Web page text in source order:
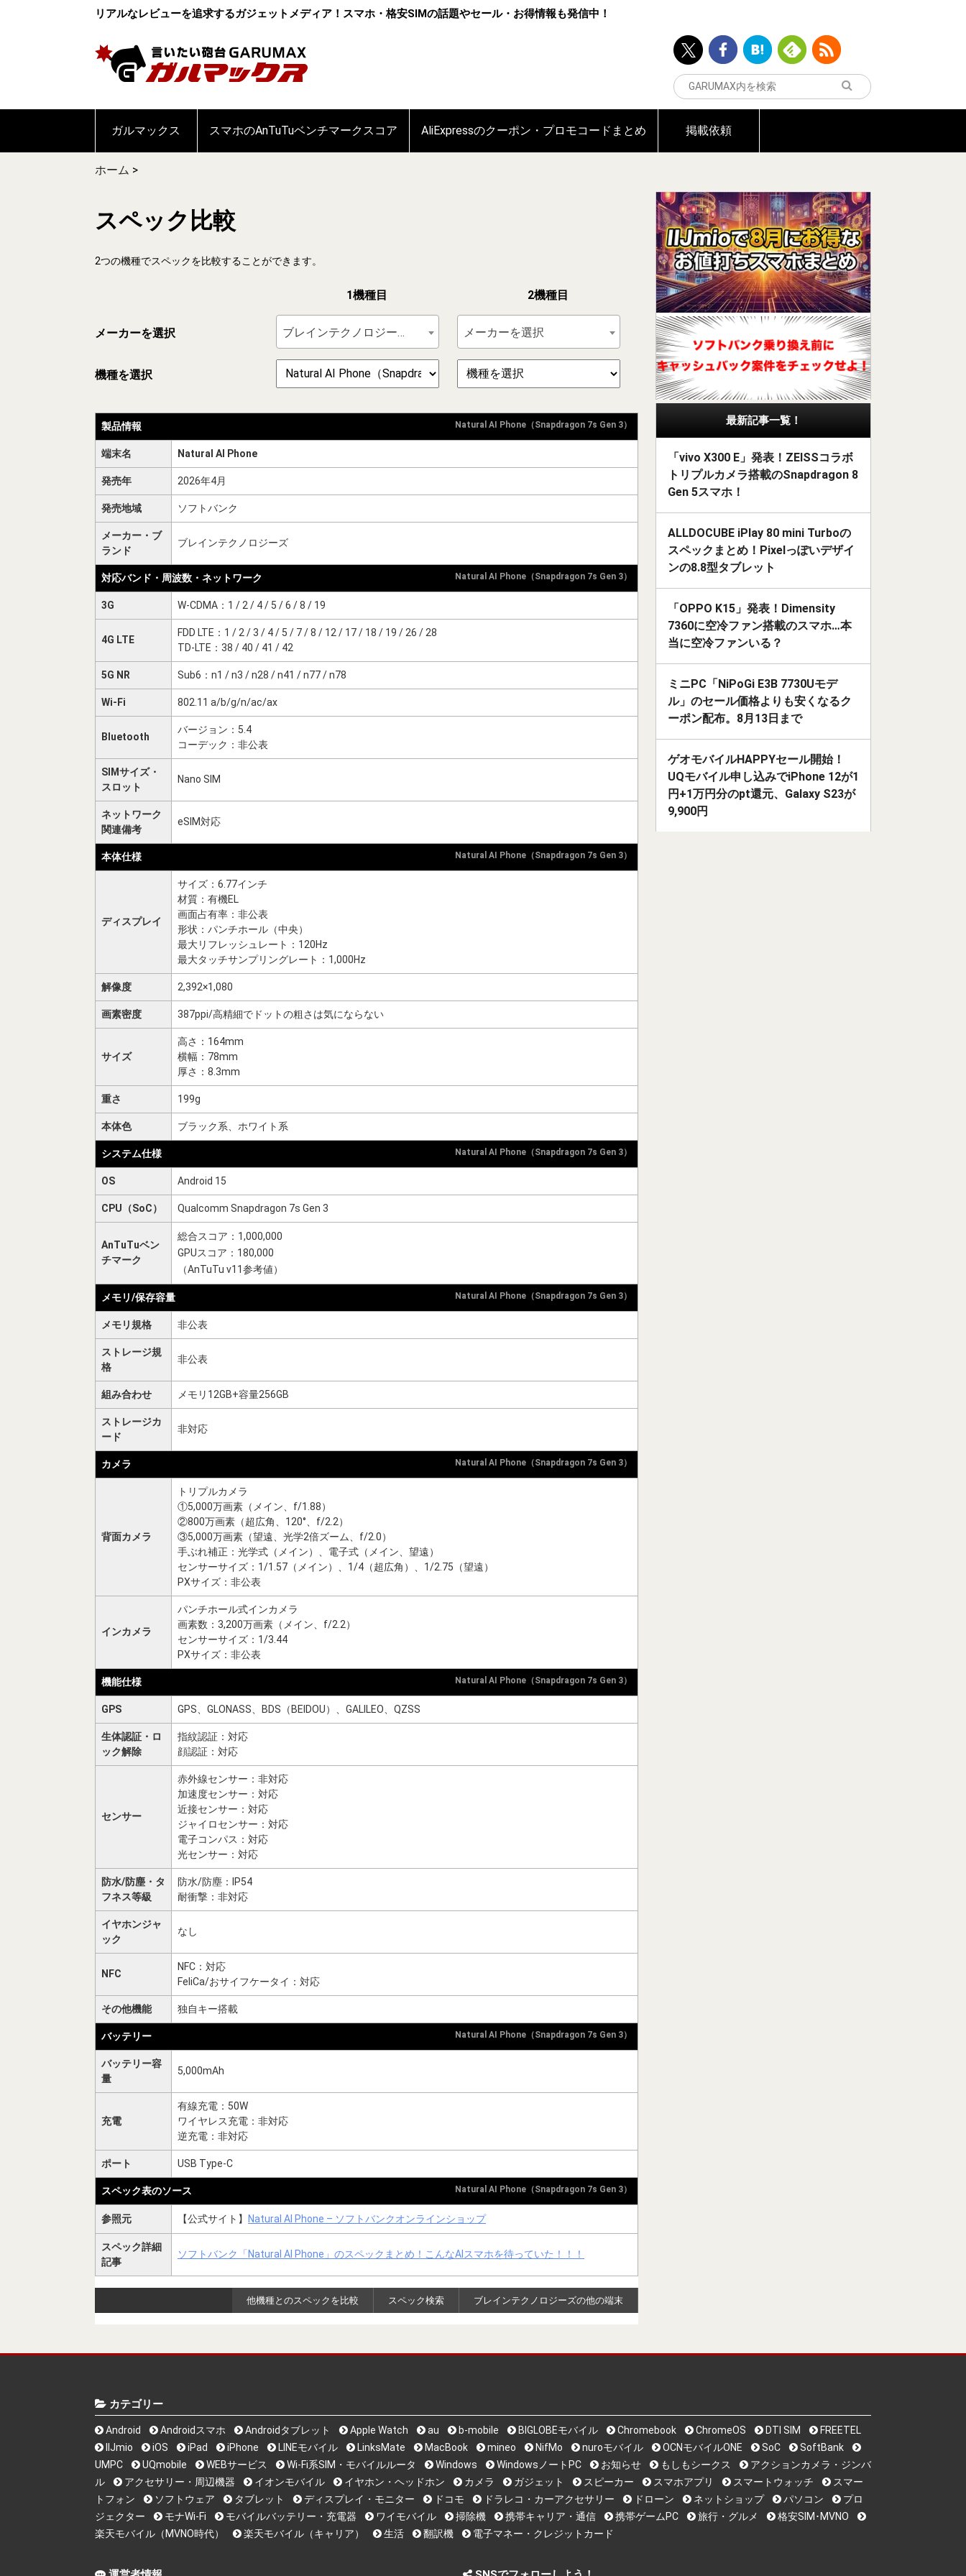
リアルなレビューを追求するガジェットメディア！スマホ・格安SIMの話題やセール・お得情報も発信中！
ガルマックス スマホのAnTuTuベンチマークスコア AliExpressのクーポン・プロモコードまとめ 掲載依頼
ホーム >
スペック比較
2つの機種でスペックを比較することができます。
1機種目 2機種目
メーカーを選択 ブレインテクノロジーズ メーカーを選択
機種を選択
製品情報 Natural AI Phone（Snapdragon 7s Gen 3）
端末名 Natural AI Phone
発売年 2026年4月
発売地域 ソフトバンク
メーカー・ブ
ランド
ブレインテクノロジーズ
対応バンド・周波数・ネットワーク Natural AI Phone（Snapdragon 7s Gen 3）
3G W-CDMA：1 / 2 / 4 / 5 / 6 / 8 / 19
4G LTE
FDD LTE：1 / 2 / 3 / 4 / 5 / 7 / 8 / 12 / 17 / 18 / 19 / 26 / 28
TD-LTE：38 / 40 / 41 / 42
5G NR Sub6：n1 / n3 / n28 / n41 / n77 / n78
Wi-Fi 802.11 a/b/g/n/ac/ax
Bluetooth
バージョン：5.4
コーデック：非公表
SIMサイズ・
スロット
Nano SIM
ネットワーク
関連備考
eSIM対応
本体仕様 Natural AI Phone（Snapdragon 7s Gen 3）
ディスプレイ
サイズ：6.77インチ
材質：有機EL
画面占有率：非公表
形状：パンチホール（中央）
最大リフレッシュレート：120Hz
最大タッチサンプリングレート：1,000Hz
解像度 2,392×1,080
画素密度 387ppi/高精細でドットの粗さは気にならない
サイズ
高さ：164mm
横幅：78mm
厚さ：8.3mm
重さ 199g
本体色 ブラック系、ホワイト系
システム仕様 Natural AI Phone（Snapdragon 7s Gen 3）
OS Android 15
CPU（SoC） Qualcomm Snapdragon 7s Gen 3
AnTuTuベン
チマーク
総合スコア：1,000,000
GPUスコア：180,000
（AnTuTu v11参考値）
メモリ/保存容量 Natural AI Phone（Snapdragon 7s Gen 3）
メモリ規格 非公表
ストレージ規
格
非公表
組み合わせ メモリ12GB+容量256GB
ストレージカ
ード
非対応
カメラ Natural AI Phone（Snapdragon 7s Gen 3）
背面カメラ
トリプルカメラ
①5,000万画素（メイン、f/1.88）
②800万画素（超広角、120°、f/2.2）
③5,000万画素（望遠、光学2倍ズーム、f/2.0）
手ぶれ補正：光学式（メイン）、電子式（メイン、望遠）
センサーサイズ：1/1.57（メイン）、1/4（超広角）、1/2.75（望遠）
PXサイズ：非公表
インカメラ
パンチホール式インカメラ
画素数：3,200万画素（メイン、f/2.2）
センサーサイズ：1/3.44
PXサイズ：非公表
機能仕様 Natural AI Phone（Snapdragon 7s Gen 3）
GPS GPS、GLONASS、BDS（BEIDOU）、GALILEO、QZSS
生体認証・ロ
ック解除
指紋認証：対応
顔認証：対応
センサー
赤外線センサー：非対応
加速度センサー：対応
近接センサー：対応
ジャイロセンサー：対応
電子コンパス：対応
光センサー：対応
防水/防塵・タ
フネス等級
防水/防塵：IP54
耐衝撃：非対応
イヤホンジャ
ック
なし
NFC
NFC：対応
FeliCa/おサイフケータイ：対応
その他機能 独自キー搭載
バッテリー Natural AI Phone（Snapdragon 7s Gen 3）
バッテリー容
量
5,000mAh
充電
有線充電：50W
ワイヤレス充電：非対応
逆充電：非対応
ポート USB Type-C
スペック表のソース Natural AI Phone（Snapdragon 7s Gen 3）
参照元 【公式サイト】 Natural AI Phone – ソフトバンクオンラインショップ
スペック詳細
記事
ソフトバンク「Natural AI Phone」のスペックまとめ！こんなAIスマホを待っていた！！！
他機種とのスペックを比較 スペック検索 ブレインテクノロジーズの他の端末
最新記事一覧！
「vivo X300 E」発表！ZEISSコラボ
トリプルカメラ搭載のSnapdragon 8
Gen 5スマホ！
ALLDOCUBE iPlay 80 mini Turboの
スペックまとめ！Pixelっぽいデザイ
ンの8.8型タブレット
「OPPO K15」発表！Dimensity
7360に空冷ファン搭載のスマホ…本
当に空冷ファンいる？
ミニPC「NiPoGi E3B 7730Uモデ
ル」のセール価格よりも安くなるク
ーポン配布。8月13日まで
ゲオモバイルHAPPYセール開始！
UQモバイル申し込みでiPhone 12が1
円+1万円分のpt還元、Galaxy S23が
9,900円
カテゴリー
Android Androidスマホ Androidタブレット Apple Watch au b-mobile BIGLOBEモバイル Chromebook ChromeOS DTI SIM
FREETEL
IIJmio
iOS iPad iPhone LINEモバイル LinksMate MacBook mineo NifMo nuroモバイル OCNモバイルONE SoC
SoftBank
UMPC
UQmobile WEBサービス Wi-Fi系SIM・モバイルルータ Windows WindowsノートPC お知らせ もしもシークス
アクションカメラ・ジンバ
ル
アクセサリー・周辺機器 イオンモバイル イヤホン・ヘッドホン カメラ ガジェット スピーカー スマホアプリ スマートウォッチ
スマー
トフォン
ソフトウェア タブレット ディスプレイ・モニター ドコモ ドラレコ・カーアクセサリー ドローン ネットショップ パソコン
プロ
ジェクター
モナWi-Fi モバイルバッテリー・充電器 ワイモバイル 掃除機 携帯キャリア・通信 携帯ゲームPC 旅行・グルメ
格安SIM･MVNO
楽天モバイル（MVNO時代）
楽天モバイル（キャリア） 生活 翻訳機 電子マネー・クレジットカード